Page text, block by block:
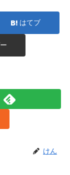
はてブ
けん